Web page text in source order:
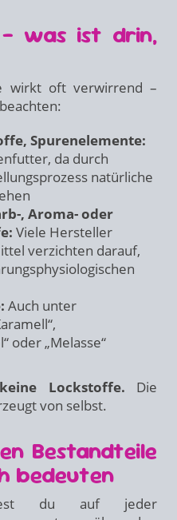
– was ist drin,
wirkt oft verwirrend –
Spurenelemente:
da durch
natürliche
, Aroma- oder
Viele Hersteller
verzichten darauf,
Auch unter
oder „Melasse“
Lockstoffe. Die
von selbst.
Bestandteile
bedeuten
du auf jeder